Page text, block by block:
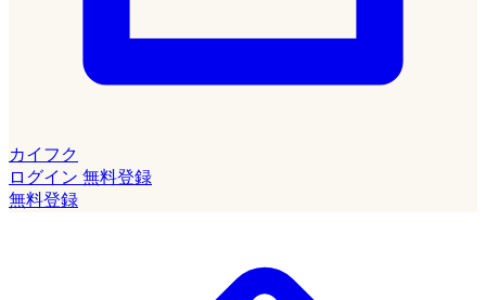
カイフク
ログイン 無料登録
無料登録